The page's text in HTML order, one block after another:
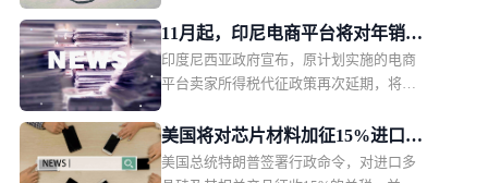
Coupang本季度营收保持增长，但利润承
压。
11月起，印尼电商平台将对年销售
额超5亿卢比卖家征税
印度尼西亚政府宣布，原计划实施的电商
平台卖家所得税代征政策再次延期，将从
表示，此次调整主要是为了在当前经济环
境下维护消费者购买力，政策本身内容不
会改变，只是推迟实施时间。
美国将对芯片材料加征15%进口关
税
美国总统特朗普签署行政命令，对进口多